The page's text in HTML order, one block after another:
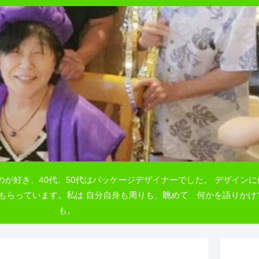
好き、40代、50代はパッケージデザイナーでした。 デザイン
らっています。私は 自分自身も周りも、眺めて 何かを語りか
も。